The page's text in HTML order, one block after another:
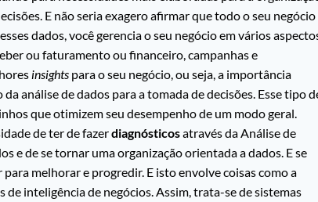
E não seria exagero afirmar que todo o seu negócio
dados, você gerencia o seu negócio em vários
ou faturamento ou financeiro, campanhas e
insights para o seu negócio, ou seja, a importância
análise de dados para a tomada de decisões. Esse tipo
que otimizem seu desempenho de um modo geral.
de ter de fazerdiagnósticosatravés da Análise de
e de se tornar uma organização orientada a dados. E se
melhorar e progredir. E isto envolve coisas como a
de inteligência de negócios. Assim, trata-se de sistemas